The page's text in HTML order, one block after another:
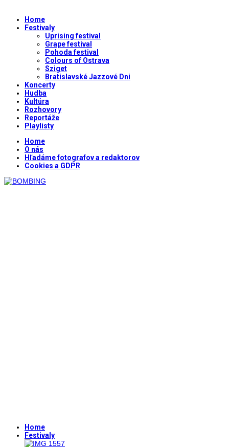
Home
Festivaly
Uprising festival
Grape festival
Pohoda festival
Colours of Ostrava
Sziget
Bratislavské Jazzové Dni
Koncerty
Hudba
Kultúra
Rozhovory
Reportáže
Playlisty
Home
O nás
Hľadáme fotografov a redaktorov
Cookies a GDPR
Home
Festivaly